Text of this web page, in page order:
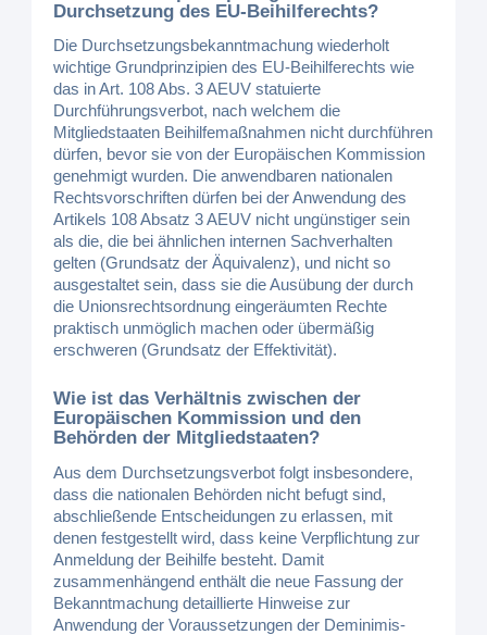
Durchsetzung des EU-Beihilferechts?
Die Durchsetzungsbekanntmachung wiederholt
wichtige Grundprinzipien des EU-Beihilferechts wie
das in Art. 108 Abs. 3 AEUV statuierte
Durchführungsverbot, nach welchem die
Mitgliedstaaten Beihilfemaßnahmen nicht durchführen
dürfen, bevor sie von der Europäischen Kommission
genehmigt wurden. Die anwendbaren nationalen
Rechtsvorschriften dürfen bei der Anwendung des
Artikels 108 Absatz 3 AEUV nicht ungünstiger sein
als die, die bei ähnlichen internen Sachverhalten
gelten (Grundsatz der Äquivalenz), und nicht so
ausgestaltet sein, dass sie die Ausübung der durch
die Unionsrechtsordnung eingeräumten Rechte
praktisch unmöglich machen oder übermäßig
erschweren (Grundsatz der Effektivität).
Wie ist das Verhältnis zwischen der
Europäischen Kommission und den
Behörden der Mitgliedstaaten?
Aus dem Durchsetzungsverbot folgt insbesondere,
dass die nationalen Behörden nicht befugt sind,
abschließende Entscheidungen zu erlassen, mit
denen festgestellt wird, dass keine Verpflichtung zur
Anmeldung der Beihilfe besteht. Damit
zusammenhängend enthält die neue Fassung der
Bekanntmachung detaillierte Hinweise zur
Anwendung der Voraussetzungen der Deminimis-